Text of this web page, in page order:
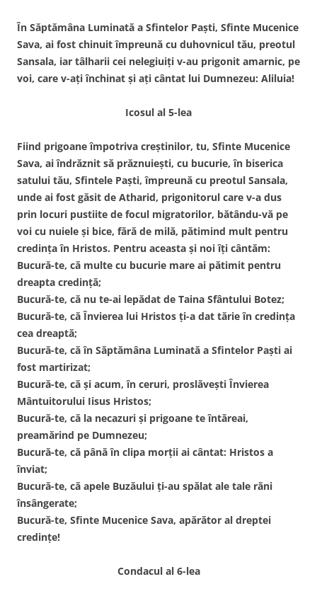
În Săptămâna Luminată a Sfintelor Paști, Sfinte Mucenice
Sava, ai fost chinuit împreună cu duhovnicul tău, preotul
Sansala, iar tâlharii cei nelegiuiți v-au prigonit amarnic, pe
voi, care v-ați închinat și ați cântat lui Dumnezeu: Aliluia!
Icosul al 5-lea
Fiind prigoane împotriva creștinilor, tu, Sfinte Mucenice
Sava, ai îndrăznit să prăznuiești, cu bucurie, în biserica
satului tău, Sfintele Paști, împreună cu preotul Sansala,
unde ai fost găsit de Atharid, prigonitorul care v-a dus
prin locuri pustiite de focul migratorilor, bătându-vă pe
voi cu nuiele și bice, fără de milă, pătimind mult pentru
credința în Hristos. Pentru aceasta și noi îți cântăm:
Bucură-te, că multe cu bucurie mare ai pătimit pentru
dreapta credință;
Bucură-te, că nu te-ai lepădat de Taina Sfântului Botez;
Bucură-te, că Învierea lui Hristos ți-a dat tărie în credința
cea dreaptă;
Bucură-te, că în Săptămâna Luminată a Sfintelor Paști ai
fost martirizat;
Bucură-te, că și acum, în ceruri, proslăvești Învierea
Mântuitorului Iisus Hristos;
Bucură-te, că la necazuri și prigoane te întăreai,
preamărind pe Dumnezeu;
Bucură-te, că până în clipa morții ai cântat: Hristos a
înviat;
Bucură-te, că apele Buzăului ți-au spălat ale tale răni
însângerate;
Bucură-te, Sfinte Mucenice Sava, apărător al dreptei
credințe!
Condacul al 6-lea